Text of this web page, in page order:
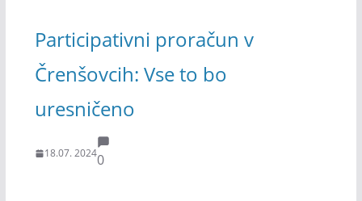
Participativni proračun v
Črenšovcih: Vse to bo
uresničeno
18.07. 20240